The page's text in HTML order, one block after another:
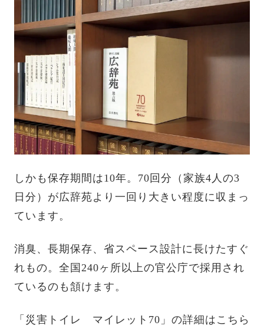
しかも保存期間は10年。70回分（家族4人の3
日分）が広辞苑より一回り大きい程度に収まっ
ています。
消臭、長期保存、省スペース設計に長けたすぐ
れもの。全国240ヶ所以上の官公庁で採用され
ているのも頷けます。
「災害トイレ マイレット70」の詳細はこちら